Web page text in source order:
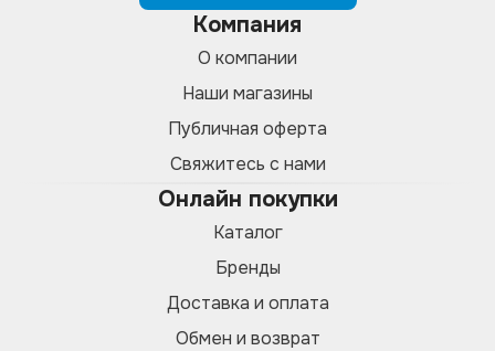
Компания
О компании
Наши магазины
Публичная оферта
Свяжитесь с нами
Онлайн покупки
Каталог
Бренды
Доставка и оплата
Обмен и возврат